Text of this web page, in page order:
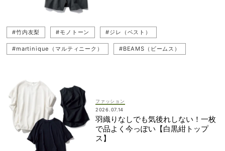
#竹内友梨 #モノトーン #ジレ（ベスト）
#martinique（マルティニーク） #BEAMS（ビームス）
ファッション
2026.07.14
羽織りなしでも気後れしない！一枚
で品よく今っぽい【白黒紺トップ
ス】